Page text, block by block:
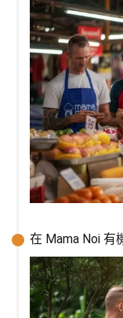
在 Mama Noi 有